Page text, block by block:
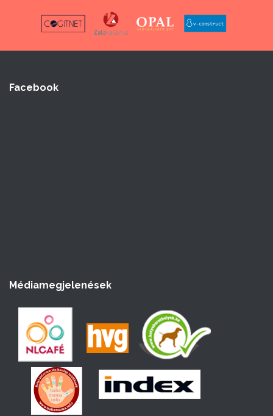
Facebook
Médiamegjelenések